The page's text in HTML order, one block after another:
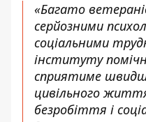
«Багато
серйозними
соціальними
інституту
сприятиме
цивільного
безробіття і